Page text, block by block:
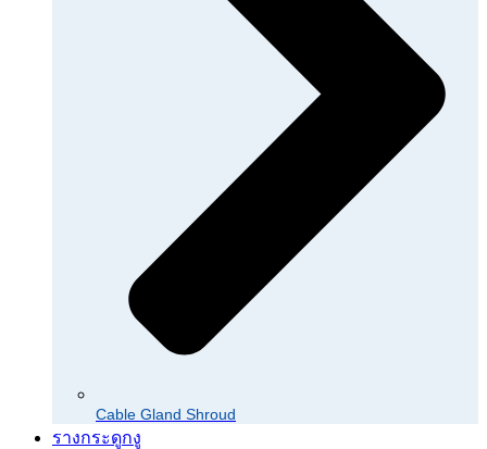
Cable Gland Shroud
รางกระดูกงู